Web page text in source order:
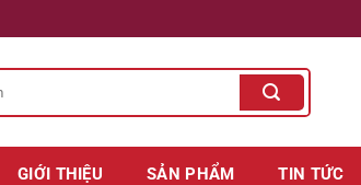
GIỚI THIỆU SẢN PHẨM TIN TỨC